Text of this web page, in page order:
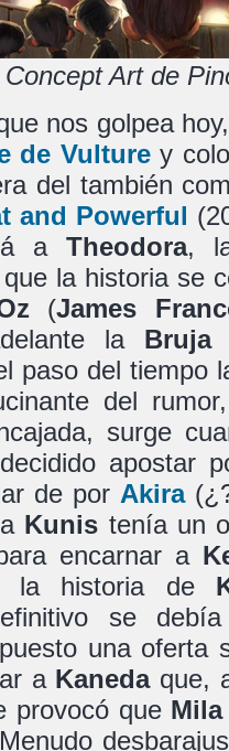
Concept Art de
nos golpea
de Vulturey
del también
and Powerful
aTheodora,
la historia se
(James
la Bruja
paso del tiempo
del
surge
apostar
de por Akira
Kunis tenía un
encarnar a
la historia de
se
una oferta
a Kanedaque,
provocó que